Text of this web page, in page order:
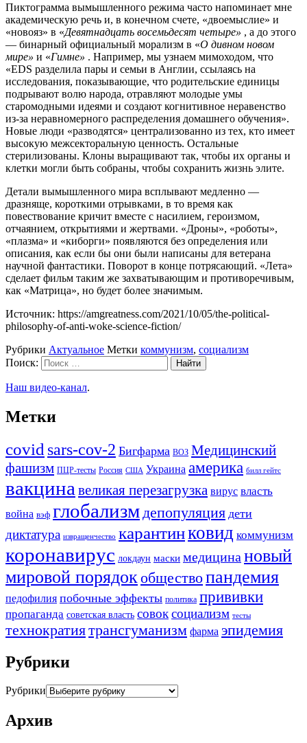
Пиктограмма вымышленного режима часто напоминает мне
академическую речь и, в конечном счете, «двоемыслие» и
«новояз» в «Девятнадцать восемьдесят четыре» , а до этого
— бинарный официальный морализм в «О дивном новом
мире» и «Гимне» . Например, мы узнаем мимоходом, что
«EDS разделила пары и семьи в Англии, ссылаясь на
исследования, показывающие, что родительские единицы
подрывают волю народа, отравляют молодые умы
старомодными идеями и создают когнитивное неравенство
из-за неравномерного распределения домашнего обучения».
Новые люди «разводятся» централизованно из тех, кто имеет
высокую межсекторальную ценность. Остальные
стерилизованы. Клоны выращивают так, чтобы их органы и
клетки могли быть собраны, чтобы сохранить жизнь элите.
Детали вымышленного мира всплывают медленно —
дразняще, короткими отрывками, в то время как
повествование кричит вместе с насилием, героизмом,
отчаянием, открытиями и жертвами. «Дроны», «роботы»,
«плазма» и «киборги» появляются без определения или
описания, как если бы они были написаны для ветерана
научной фантастики. Поворот в конце потрясающий. «Лета»
сделает фильм таким же захватывающим и противоречивым,
как «Матрица», но будет более значимым.
Источник: https://amgreatness.com/2021/10/05/the-political-
philosophy-of-anti-woke-science-fiction/
Рубрики Актуальное Метки коммунизм, социализм
Поиск:
Наш видео-канал.
Метки
covid sars-cov-2 Бигфарма ВОЗ Медицинский
фашизм ПЦР-тесты Россия США Украина америка билл гейтс
вакцина великая перезагрузка вирус власть
война вэф глобализм депопуляция дети
диктатура извращенчество карантинковид коммунизм
коронавирус локдаун маски медицина новый
мировой порядок обществопандемия
педофилия побочные эффекты политика прививки
пропаганда советская власть совоксоциализм тесты
технократиятрансгуманизм фарма эпидемия
Рубрики
Рубрики
Архив